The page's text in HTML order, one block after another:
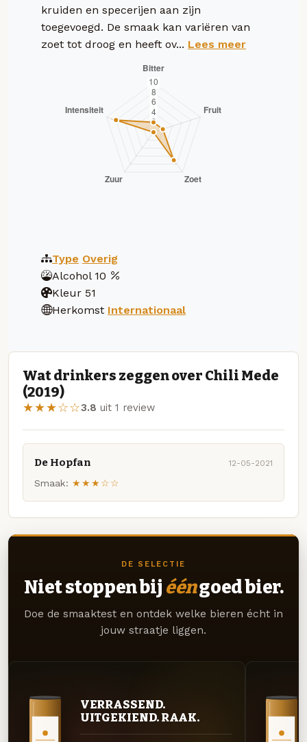
kruiden en specerijen aan zijn
toegevoegd. De smaak kan variëren van
zoet tot droog en heeft ov... Lees meer
Type Overig
Alcohol 10
Kleur 51
Herkomst Internationaal
Wat drinkers zeggen over Chili Mede
(2019)
★★★☆☆3.8 uit 1 review
De Hopfan 12-05-2021
Smaak: ★★★☆☆
DE SELECTIE
Niet stoppen bij ééngoed bier.
Doe de smaaktest en ontdek welke bieren écht in
jouw straatje liggen.
VERRASSEND.
UITGEKIEND. RAAK.